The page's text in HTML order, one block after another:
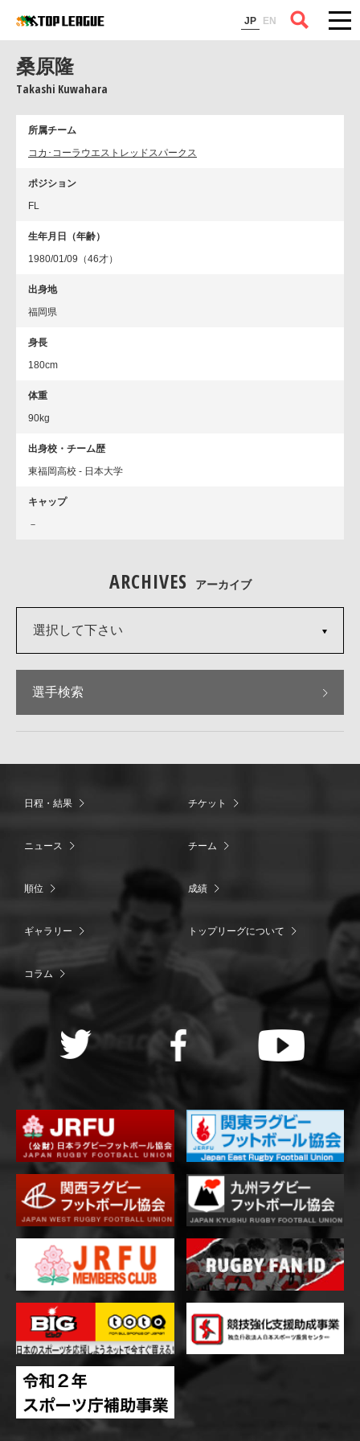
JP EN
コラム
桑原隆
Takashi Kuwahara
所属チーム
コカ･コーラウエストレッドスパークス
ポジション
FL
生年月日（年齢）
1980/01/09（46才）
出身地
福岡県
身長
180cm
体重
90kg
出身校・チーム歴
東福岡高校 - 日本大学
キャップ
－
ARCHIVES アーカイブ
選択して下さい
選手検索
日程・結果 チケット
ニュース チーム
順位 成績
ギャラリー トップリーグについて
コラム